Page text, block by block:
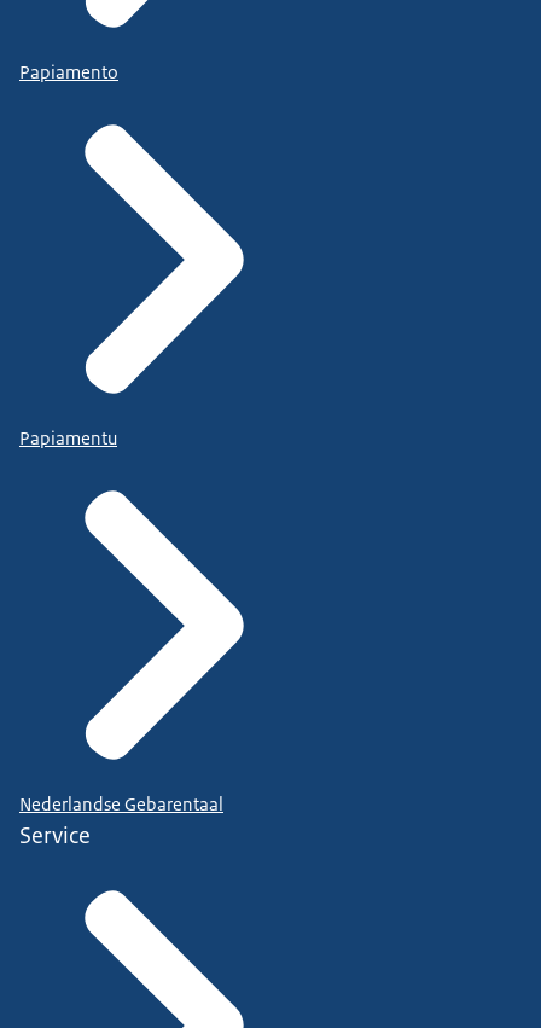
Papiamento
Papiamentu
Nederlandse Gebarentaal
Service